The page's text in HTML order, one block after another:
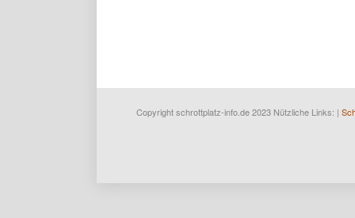
Copyright schrottplatz-info.de 2023 Nützliche Links: |